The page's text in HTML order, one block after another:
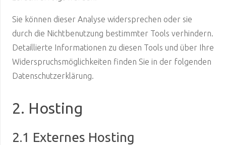
Sie können dieser Analyse widersprechen oder sie
durch die Nichtbenutzung bestimmter Tools verhindern.
Detaillierte Informationen zu diesen Tools und über Ihre
Widerspruchsmöglichkeiten finden Sie in der folgenden
Datenschutzerklärung.
2. Hosting
2.1 Externes Hosting